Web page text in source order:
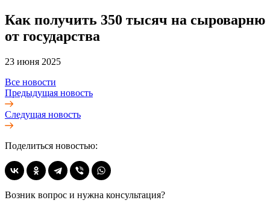
Как получить 350 тысяч на сыроварню
от государства
23 июня 2025
Все новости
Предыдущая новость
Следущая новость
Поделиться новостью:
Возник вопрос и нужна консультация?